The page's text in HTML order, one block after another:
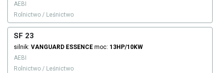
AEBI
Rolnictwo / Leśnictwo
SF 23
silnik: VANGUARD ESSENCE moc: 13HP/10KW
AEBI
Rolnictwo / Leśnictwo